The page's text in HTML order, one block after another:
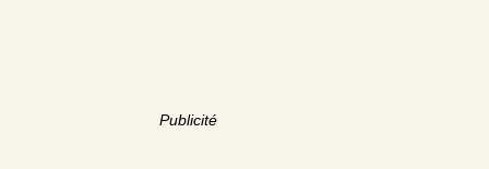
Publicité